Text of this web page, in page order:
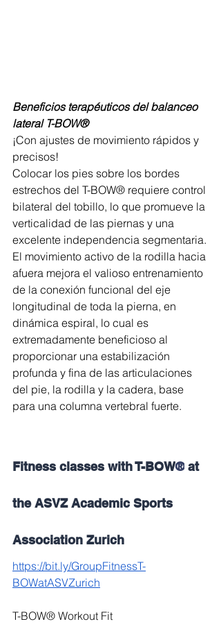
Beneficios terapéuticos del balanceo
lateral T-BOW®
¡Con ajustes de movimiento rápidos y
precisos!
Colocar los pies sobre los bordes
estrechos del T-BOW® requiere control
bilateral del tobillo, lo que promueve la
verticalidad de las piernas y una
excelente independencia segmentaria.
El movimiento activo de la rodilla hacia
afuera mejora el valioso entrenamiento
de la conexión funcional del eje
longitudinal de toda la pierna, en
dinámica espiral, lo cual es
extremadamente beneficioso al
proporcionar una estabilización
profunda y fina de las articulaciones
del pie, la rodilla y la cadera, base
para una columna vertebral fuerte.
Fitness classes with T-BOW® at
the ASVZ Academic Sports
Association Zurich
https://bit.ly/GroupFitnessT-
BOWatASVZurich
T-BOW® Workout Fit